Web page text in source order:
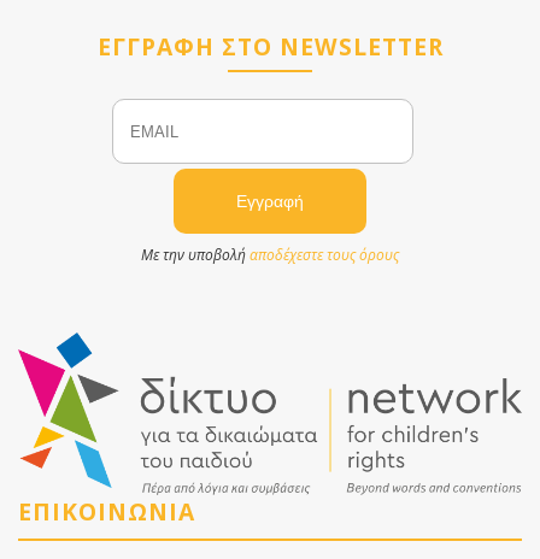
ΕΓΓΡΑΦΗ ΣΤΟ NEWSLETTER
Email
Με την υποβολήαποδέχεστε τους όρους
ΕΠΙΚΟΙΝΩΝΙΑ